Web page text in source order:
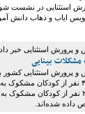
استثنایی در نشست
پرورش استثنایی خبر
استثنایی کشور
شده‌اند.